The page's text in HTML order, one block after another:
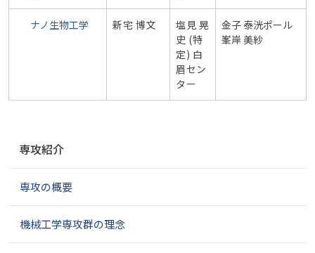
ナノ生物工学 新宅 博文
塩見 晃
史 (特
定) 白
眉セン
ター
金子 泰洸ポール
峯岸 美紗
ゲ
シ
ン
専攻紹介
専攻の概要
機械工学専攻群の理念